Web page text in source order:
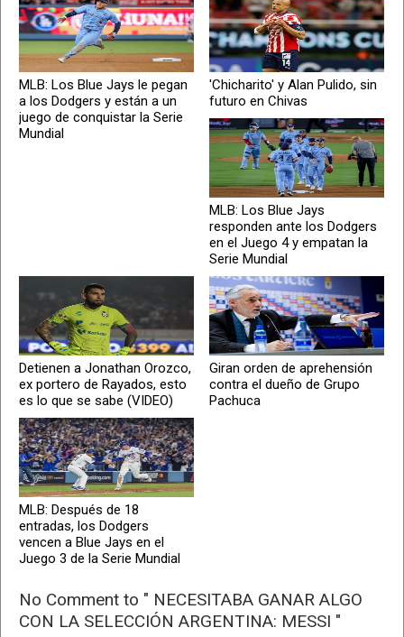
MLB: Los Blue Jays le pegan
a los Dodgers y están a un
juego de conquistar la Serie
Mundial
'Chicharito' y Alan Pulido, sin
futuro en Chivas
MLB: Los Blue Jays
responden ante los Dodgers
en el Juego 4 y empatan la
Serie Mundial
Detienen a Jonathan Orozco,
ex portero de Rayados, esto
es lo que se sabe (VIDEO)
Giran orden de aprehensión
contra el dueño de Grupo
Pachuca
MLB: Después de 18
entradas, los Dodgers
vencen a Blue Jays en el
Juego 3 de la Serie Mundial
No Comment to " NECESITABA GANAR ALGO
CON LA SELECCIÓN ARGENTINA: MESSI "